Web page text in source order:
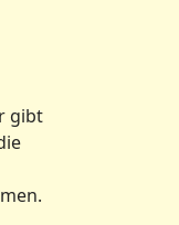
gibt